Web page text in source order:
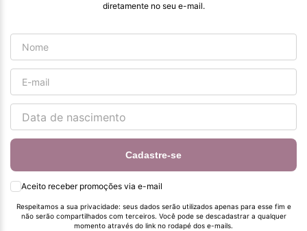
diretamente no seu e-mail.
Cadastre-se
Aceito receber promoções via e-mail
Respeitamos a sua privacidade: seus dados serão utilizados apenas para esse fim e
não serão compartilhados com terceiros. Você pode se descadastrar a qualquer
momento através do link no rodapé dos e-mails.